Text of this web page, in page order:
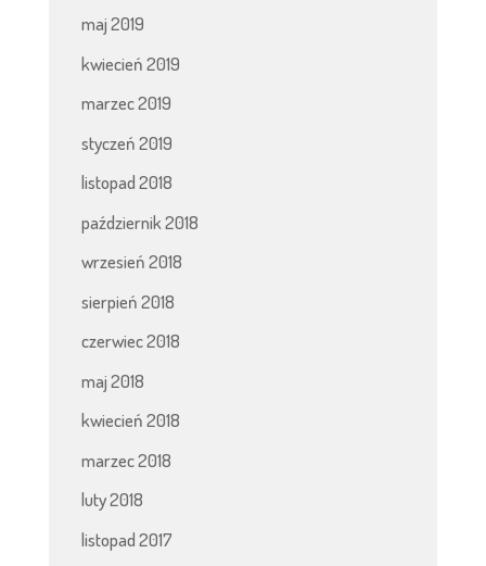
maj 2019
kwiecień 2019
marzec 2019
styczeń 2019
listopad 2018
październik 2018
wrzesień 2018
sierpień 2018
czerwiec 2018
maj 2018
kwiecień 2018
marzec 2018
luty 2018
listopad 2017